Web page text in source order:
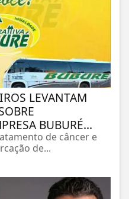
LEVANTAM
BUBURÉ...
de câncer e
de...